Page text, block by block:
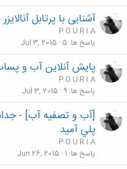
آشنایی با پرتابل
P O U R I A
پاسخ ها 5
Jul 3, 2015
پایش آنلاین آب و
P O U R I A
پاسخ ها 9
Jul 3, 2015
[آب و تصفیه آب] -
پلي آميد
P O U R I A
پاسخ ها 1
Jun 26, 2015